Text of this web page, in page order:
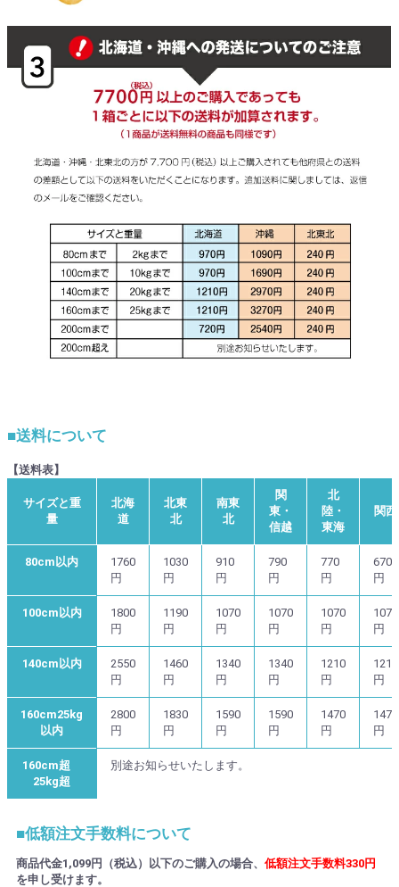
■送料について
【送料表】
サイズと重
量
北海
道
北東
北
南東
北
関
東・
信越
北
陸・
東海
関西
80cm以内
1760
円
1030
円
910
円
790
円
770
円
670
円
100cm以内
1800
円
1190
円
1070
円
1070
円
1070
円
1070
円
140cm以内
2550
円
1460
円
1340
円
1340
円
1210
円
1210
円
160cm25kg
以内
2800
円
1830
円
1590
円
1590
円
1470
円
1470
円
160cm超
25kg超
別途お知らせいたします。
■低額注文手数料について
商品代金1,099円（税込）以下のご購入の場合、 低額注文手数料330円
を申し受けます。